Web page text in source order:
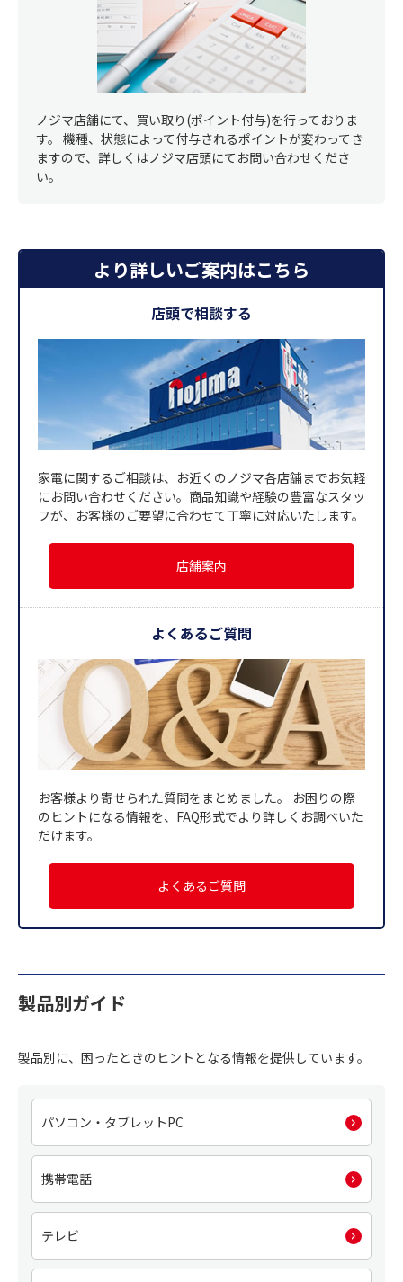
ノジマ店舗にて、買い取り(ポイント付与)を行っておりま
す。 機種、状態によって付与されるポイントが変わってき
ますので、詳しくはノジマ店頭にてお問い合わせくださ
い。
より詳しいご案内はこちら
店頭で相談する
家電に関するご相談は、お近くのノジマ各店舗までお気軽
にお問い合わせください。商品知識や経験の豊富なスタッ
フが、お客様のご要望に合わせて丁寧に対応いたします。
店舗案内
よくあるご質問
お客様より寄せられた質問をまとめました。 お困りの際
のヒントになる情報を、FAQ形式でより詳しくお調べいた
だけます。
よくあるご質問
製品別ガイド
製品別に、困ったときのヒントとなる情報を提供しています。
パソコン・タブレットPC
携帯電話
テレビ